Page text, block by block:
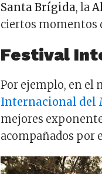
Santa Brígida, la
ciertos momentos
Festival
Por ejemplo, en el
Internacional del
mejores
acompañados por